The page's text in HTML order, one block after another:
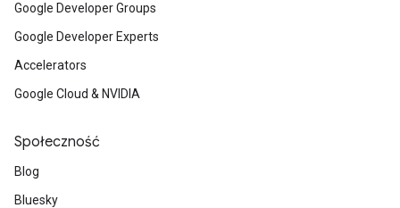
Google Developer Groups
Google Developer Experts
Accelerators
Google Cloud & NVIDIA
Społeczność
Blog
Bluesky